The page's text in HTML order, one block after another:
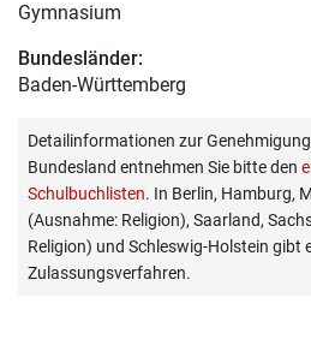
Gymnasium
Bundesländer:
Baden-Württemberg
Detailinformationen zur
Bundesland entnehmen Sie bitte den
Schulbuchlisten. In Berlin, Hamburg,
(Ausnahme: Religion), Saarland,
Religion) und Schleswig-Holstein gibt
Zulassungsverfahren.